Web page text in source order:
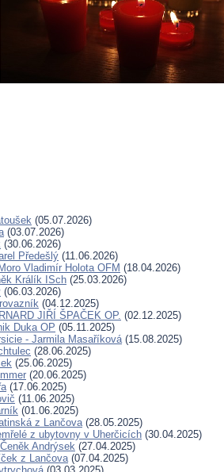
(05.07.2026)
(03.07.2026)
(30.06.2026)
Předešlý (11.06.2026)
Vladimír Holota OFM (18.04.2026)
Králík ISch (25.03.2026)
(06.03.2026)
(04.12.2025)
JIŘÍ ŠPAČEK OP. (02.12.2025)
Duka OP (05.11.2025)
- Jarmila Masaříková(15.08.2025)
(28.06.2025)
(25.06.2025)
(20.06.2025)
(17.06.2025)
(11.06.2025)
(01.06.2025)
z Lančova(28.05.2025)
z ubytovny v Uherčicích (30.04.2025)
Andrýsek (27.04.2025)
z Lančova(07.04.2025)